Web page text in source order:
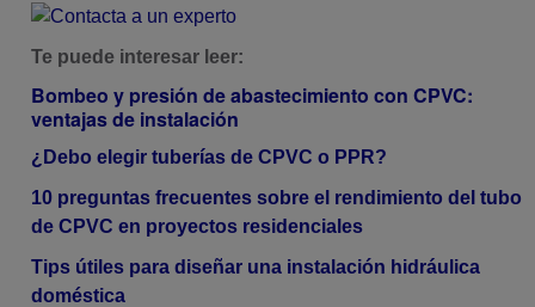
Te puede interesar leer:
Bombeo y presión de abastecimiento con CPVC:
ventajas de instalación
¿Debo elegir tuberías de CPVC o PPR?
10 preguntas frecuentes sobre el rendimiento del tubo
de CPVC en proyectos residenciales
Tips útiles para diseñar una instalación hidráulica
doméstica